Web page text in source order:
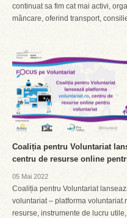
continuat sa fim cat mai activi,
mâncare, oferind transport,
Coaliția pentru Voluntariat
centru de resurse online
05 Mai 2022
Coaliția pentru Voluntariat
voluntariat – platforma
resurse, instrumente de lucru